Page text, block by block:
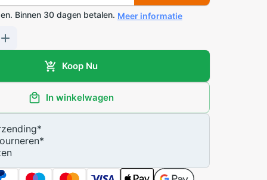
Binnen 30 dagen betalen. Meer informatie
Koop Nu
In winkelwagen
*
*